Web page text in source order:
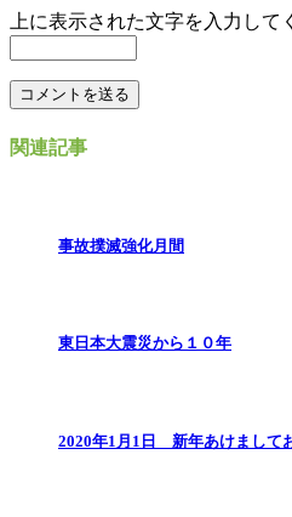
上に表示された文字を入力して
関連記事
事故撲滅強化月間
東日本大震災から１０年
2020年1月1日 新年あけまして